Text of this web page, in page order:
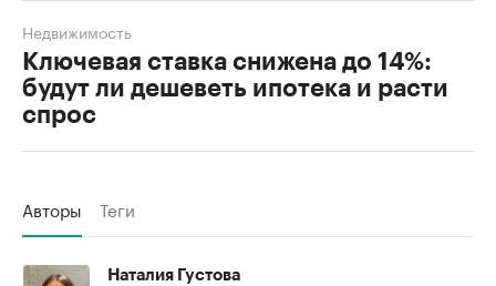
Ключевая ставка снижена до 14%:
будут ли дешеветь ипотека и расти
спрос
Недвижимость
Авторы Теги
Наталия Густова